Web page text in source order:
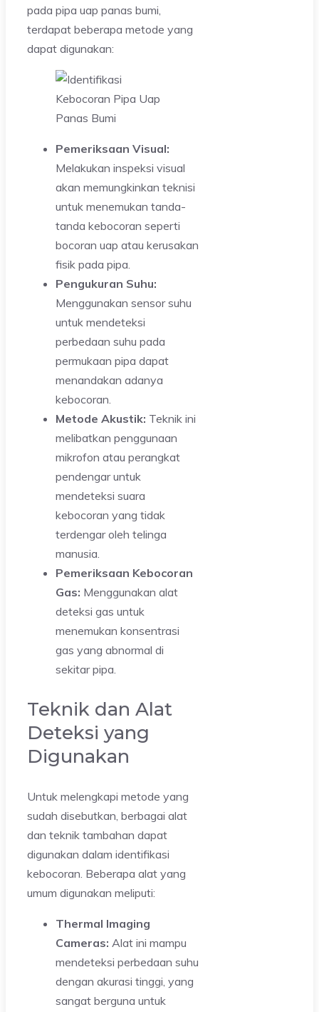
pada pipa uap panas bumi,
terdapat beberapa metode yang
dapat digunakan:
Pemeriksaan Visual:
Melakukan inspeksi visual
akan memungkinkan teknisi
untuk menemukan tanda-
tanda kebocoran seperti
bocoran uap atau kerusakan
fisik pada pipa.
Pengukuran Suhu:
Menggunakan sensor suhu
untuk mendeteksi
perbedaan suhu pada
permukaan pipa dapat
menandakan adanya
kebocoran.
Metode Akustik: Teknik ini
melibatkan penggunaan
mikrofon atau perangkat
pendengar untuk
mendeteksi suara
kebocoran yang tidak
terdengar oleh telinga
manusia.
Pemeriksaan Kebocoran
Gas: Menggunakan alat
deteksi gas untuk
menemukan konsentrasi
gas yang abnormal di
sekitar pipa.
Teknik dan Alat
Deteksi yang
Digunakan
Untuk melengkapi metode yang
sudah disebutkan, berbagai alat
dan teknik tambahan dapat
digunakan dalam identifikasi
kebocoran. Beberapa alat yang
umum digunakan meliputi:
Thermal Imaging
Cameras: Alat ini mampu
mendeteksi perbedaan suhu
dengan akurasi tinggi, yang
sangat berguna untuk